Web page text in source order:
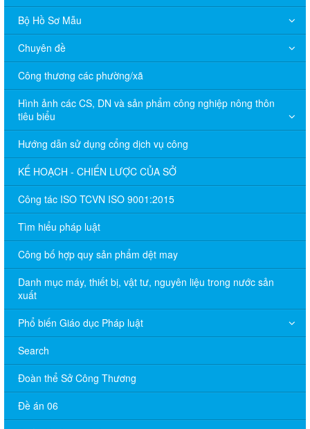
Bộ Hồ Sơ Mẫu
Chuyên đề
Công thương các phường/xã
Hình ảnh các CS, DN và sản phẩm công nghiệp nông thôn
tiêu biểu
Hướng dẫn sử dụng cổng dịch vụ công
KẾ HOẠCH - CHIẾN LƯỢC CỦA SỞ
Công tác ISO TCVN ISO 9001:2015
Tìm hiểu pháp luật
Công bố hợp quy sản phẩm dệt may
Danh mục máy, thiết bị, vật tư, nguyên liệu trong nước sản
xuất
Phổ biến Giáo dục Pháp luật
Search
Đoàn thể Sở Công Thương
Đề án 06